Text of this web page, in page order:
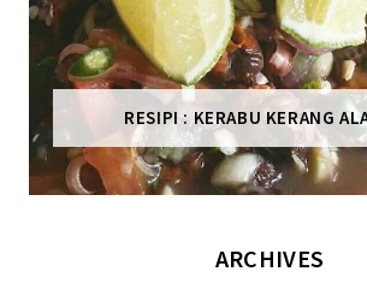
RESIPI : KERABU KERANG
ARCHIVES